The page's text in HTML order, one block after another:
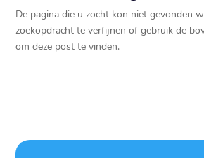
De pagina die u zocht kon niet gevonden
zoekopdracht te verfijnen of gebruik de
om deze post te vinden.